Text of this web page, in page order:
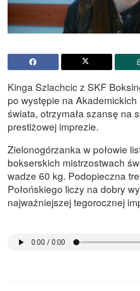
Kinga Szlachcic z SKF
po występie na
świata, otrzymała szansę na
prestiżowej imprezie.
Zielonogórzanka w połowie
bokserskich mistrzostwach
wadze 60 kg. Podopieczna
Połońskiego liczy na dobry
najważniejszej tegorocznej